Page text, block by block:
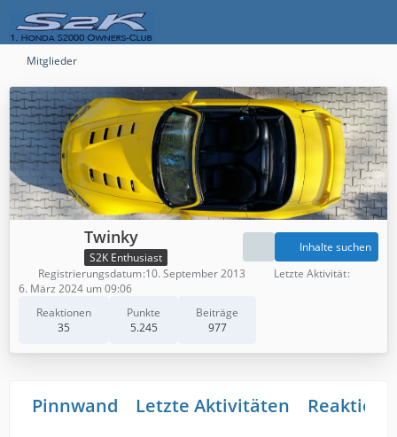
Mitglieder
Twinky
S2K Enthusiast
Reaktionen
35
Punkte
5.245
Beiträge
977
Inhalte suchen
Registrierungsdatum 10. September 2013
Letzte Aktivität
6. März 2024 um 09:06
Pinnwand Letzte Aktivitäten